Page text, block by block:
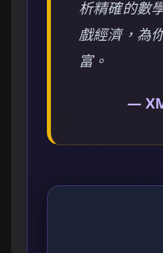
析精確的數
戲經濟，為
富。
—